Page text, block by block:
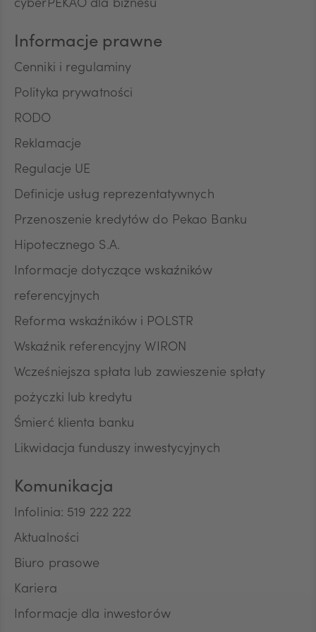
Na podstawie niniejszej zgody mogą być
Pana/Pani danych osobowych: identyfikacyjne,
teleadresowe, dotyczące sytuacji ekonomicznej,
poziomu wykształcenia oraz posiadanych
dobrowolnie i oświadczam, że zostałem/am/
wycofanie zgody nie wpływa na zgodność z
podstawie zgody przed jej wycofaniem.
cyberPEKAO dla biznesu
Informacje prawne
Cenniki i regulaminy
Polityka prywatności
RODO
Reklamacje
Regulacje UE
Definicje usług reprezentatywnych
Przenoszenie kredytów do Pekao Banku
Hipotecznego S.A.
Informacje dotyczące wskaźników
referencyjnych
Reforma wskaźników i POLSTR
Wskaźnik referencyjny WIRON
Wcześniejsza spłata lub zawieszenie spłaty
pożyczki lub kredytu
Śmierć klienta banku
Likwidacja funduszy inwestycyjnych
Komunikacja
Infolinia: 519 222 222
Aktualności
Biuro prasowe
Kariera
Informacje dla inwestorów